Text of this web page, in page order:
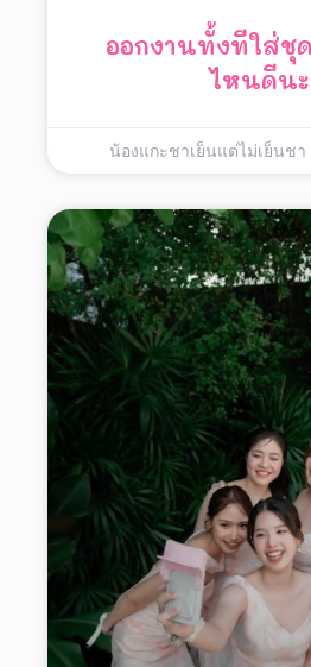
ออกงานทั้งทีใส่ชุ
ไหนดีน
น้องแกะชาเย็นแต่ไม่เย็นชา